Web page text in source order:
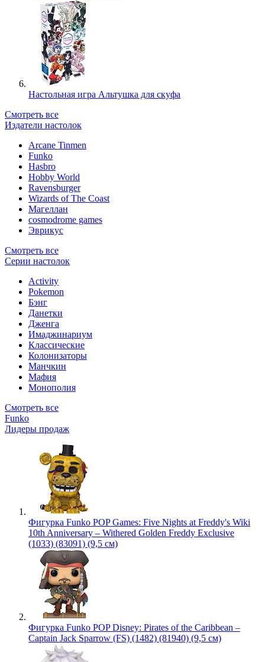
Настольная игра Альтушка для скуфа
Смотреть все
Издатели настолок
Arcane Tinmen
Funko
Hasbro
Hobby World
Ravensburger
Wizards of The Coast
Магеллан
сosmodrome games
Эврикус
Смотреть все
Серии настолок
Activity
Pokemon
Бэнг
Данетки
Дженга
Имаджинариум
Классические
Колонизаторы
Манчкин
Мафия
Монополия
Смотреть все
Funko
Лидеры продаж
Фигурка Funko POP Games: Five Nights at Freddy's Wiki
10th Anniversary – Withered Golden Freddy Exclusive
(1033) (83091) (9,5 см)
Фигурка Funko POP Disney: Pirates of the Caribbean –
Captain Jack Sparrow (FS) (1482) (81940) (9,5 см)